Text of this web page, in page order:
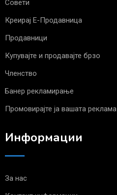
Совети
Креирај Е-Продавница
Продавници
Купувајте и продавајте брзо
Членство
Банер рекламирање
Промовирајте ја вашата реклама
Информации
За нас